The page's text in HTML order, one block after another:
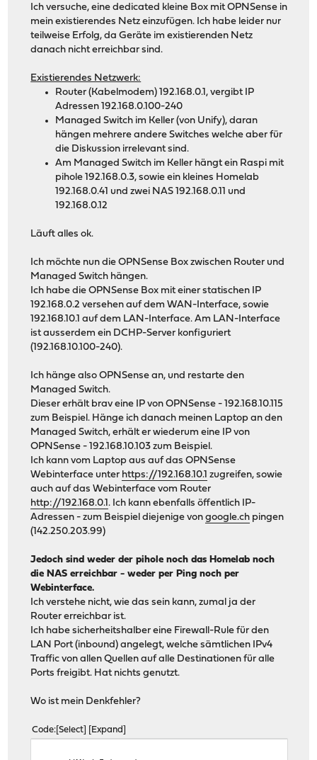
Ich versuche, eine dedicated kleine Box mit OPNSense in
mein existierendes Netz einzufügen. Ich habe leider nur
teilweise Erfolg, da Geräte im existierenden Netz
danach nicht erreichbar sind.
Existierendes Netzwerk:
Router (Kabelmodem) 192.168.0.1, vergibt IP
Adressen 192.168.0.100-240
Managed Switch im Keller (von Unify), daran
hängen mehrere andere Switches welche aber für
die Diskussion irrelevant sind.
Am Managed Switch im Keller hängt ein Raspi mit
pihole 192.168.0.3, sowie ein kleines Homelab
192.168.0.41 und zwei NAS 192.168.0.11 und
192.168.0.12
Läuft alles ok.
Ich möchte nun die OPNSense Box zwischen Router und
Managed Switch hängen.
Ich habe die OPNSense Box mit einer statischen IP
192.168.0.2 versehen auf dem WAN-Interface, sowie
192.168.10.1 auf dem LAN-Interface. Am LAN-Interface
ist ausserdem ein DCHP-Server konfiguriert
(192.168.10.100-240).
Ich hänge also OPNSense an, und restarte den
Managed Switch.
Dieser erhält brav eine IP von OPNSense - 192.168.10.115
zum Beispiel. Hänge ich danach meinen Laptop an den
Managed Switch, erhält er wiederum eine IP von
OPNSense - 192.168.10.103 zum Beispiel.
Ich kann vom Laptop aus auf das OPNSense
Webinterface unter https://192.168.10.1 zugreifen, sowie
auch auf das Webinterface vom Router
http://192.168.0.1. Ich kann ebenfalls öffentlich IP-
Adressen - zum Beispiel diejenige vongoogle.ch pingen
(142.250.203.99)
Jedoch sind weder der pihole noch das Homelab noch
die NAS erreichbar - weder per Ping noch per
Webinterface.
Ich verstehe nicht, wie das sein kann, zumal ja der
Router erreichbar ist.
Ich habe sicherheitshalber eine Firewall-Rule für den
LAN Port (inbound) angelegt, welche sämtlichen IPv4
Traffic von allen Quellen auf alle Destinationen für alle
Ports freigibt. Hat nichts genutzt.
Wo ist mein Denkfehler?
Code Select Expand